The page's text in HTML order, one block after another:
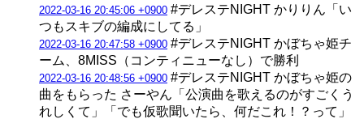
2022-03-16 20:45:06 +0900 #デレステNIGHT かりりん「い
つもスキブの編成にしてる」
2022-03-16 20:47:58 +0900 #デレステNIGHT かぼちゃ姫チ
ーム、8MISS（コンティニューなし）で勝利
2022-03-16 20:48:56 +0900 #デレステNIGHT かぼちゃ姫の
曲をもらった さーやん「公演曲を歌えるのがすごくう
れしくて」「でも仮歌聞いたら、何だこれ！？って」